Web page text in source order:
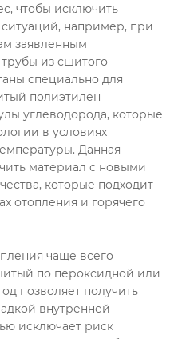
чтобы исключить
например, при
заявленным
из сшитого
специально для
полиэтилен
углеводорода, которые
в условиях
Данная
материал с новыми
которые подходит
отопления и горячего
чаще всего
по пероксидной или
позволяет получить
внутренней
исключает риск